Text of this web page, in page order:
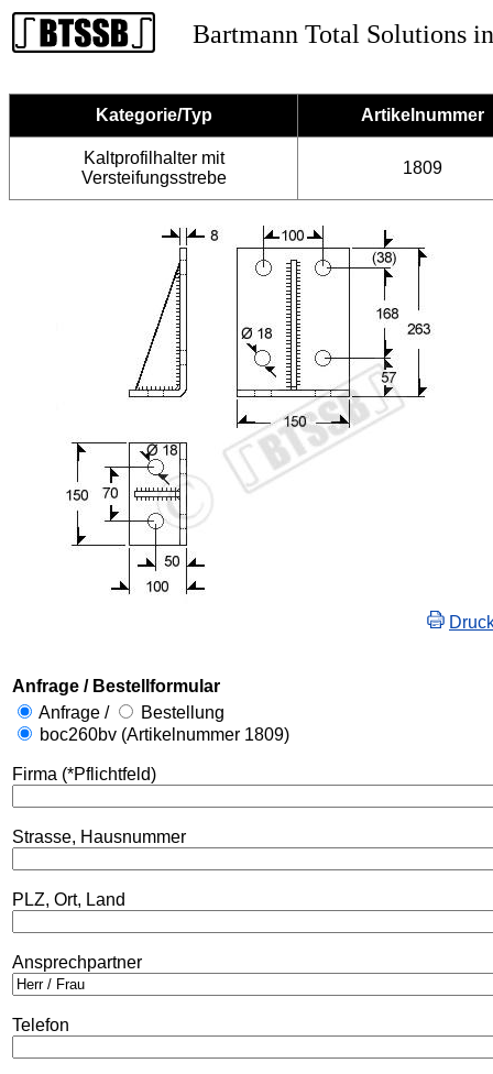
Bartmann Total Solutions
Kategorie/Typ Artikelnummer
Kaltprofilhalter mit
Versteifungsstrebe
1809
Anfrage / Bestellformular
Anfrage /
Bestellung
boc260bv (Artikelnummer 1809)
Firma (*Pflichtfeld)
Strasse, Hausnummer
PLZ, Ort, Land
Ansprechpartner
Telefon